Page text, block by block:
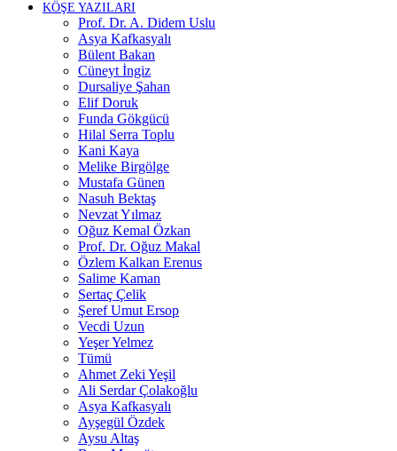
KÖŞE YAZILARI
Prof. Dr. A. Didem Uslu
Asya Kafkasyalı
Bülent Bakan
Cüneyt İngiz
Dursaliye Şahan
Elif Doruk
Funda Gökgücü
Hilal Serra Toplu
Kani Kaya
Melike Birgölge
Mustafa Günen
Nasuh Bektaş
Nevzat Yılmaz
Oğuz Kemal Özkan
Prof. Dr. Oğuz Makal
Özlem Kalkan Erenus
Salime Kaman
Sertaç Çelik
Şeref Umut Ersop
Vecdi Uzun
Yeşer Yelmez
Tümü
Ahmet Zeki Yeşil
Ali Serdar Çolakoğlu
Asya Kafkasyalı
Ayşegül Özdek
Aysu Altaş